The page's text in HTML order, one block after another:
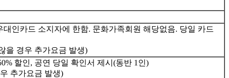
인카드 소지자에 한함. 문화가족회원 해당없음. 당일 카드
을 경우 추가요금 발생)
할인, 공연 당일 확인서 제시(동반 1인)
추가요금 발생)